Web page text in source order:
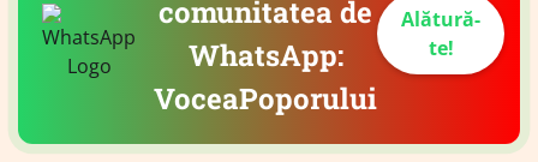
comunitatea de
WhatsApp:
VoceaPoporului
Alătură-
te!